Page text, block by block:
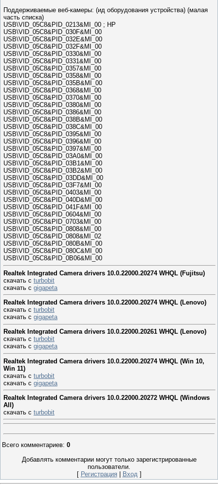
Поддерживаемые веб-камеры: (ид оборудования устройства) (малая
часть списка)
USB\VID_05C8&PID_0213&MI_00 ; HP
USB\VID_05C8&PID_030F&MI_00
USB\VID_05C8&PID_032E&MI_00
USB\VID_05C8&PID_032F&MI_00
USB\VID_05C8&PID_0330&MI_00
USB\VID_05C8&PID_0331&MI_00
USB\VID_05C8&PID_0357&MI_00
USB\VID_05C8&PID_0358&MI_00
USB\VID_05C8&PID_035B&MI_00
USB\VID_05C8&PID_0368&MI_00
USB\VID_05C8&PID_0370&MI_00
USB\VID_05C8&PID_0380&MI_00
USB\VID_05C8&PID_0386&MI_00
USB\VID_05C8&PID_038B&MI_00
USB\VID_05C8&PID_038C&MI_00
USB\VID_05C8&PID_0395&MI_00
USB\VID_05C8&PID_0396&MI_00
USB\VID_05C8&PID_0397&MI_00
USB\VID_05C8&PID_03A0&MI_00
USB\VID_05C8&PID_03B1&MI_00
USB\VID_05C8&PID_03B2&MI_00
USB\VID_05C8&PID_03DD&MI_00
USB\VID_05C8&PID_03F7&MI_00
USB\VID_05C8&PID_0403&MI_00
USB\VID_05C8&PID_040D&MI_00
USB\VID_05C8&PID_041F&MI_00
USB\VID_05C8&PID_0604&MI_00
USB\VID_05C8&PID_0703&MI_00
USB\VID_05C8&PID_0808&MI_00
USB\VID_05C8&PID_0808&MI_02
USB\VID_05C8&PID_080B&MI_00
USB\VID_05C8&PID_080C&MI_00
USB\VID_05C8&PID_0B06&MI_00
Realtek Integrated Camera drivers 10.0.22000.20274 WHQL (Fujitsu)
скачать с turbobit
скачать с gigapeta
Realtek Integrated Camera drivers 10.0.22000.20274 WHQL (Lenovo)
скачать с turbobit
скачать с gigapeta
Realtek Integrated Camera drivers 10.0.22000.20261 WHQL (Lenovo)
скачать с turbobit
скачать с gigapeta
Realtek Integrated Camera drivers 10.0.22000.20274 WHQL (Win 10,
Win 11)
скачать с turbobit
скачать с gigapeta
Realtek Integrated Camera drivers 10.0.22000.20272 WHQL (Windows
All)
скачать с turbobit
Всего комментариев: 0
Добавлять комментарии могут только зарегистрированные
пользователи.
[ Регистрация| Вход]